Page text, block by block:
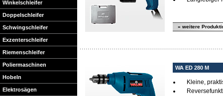
Winkelschleifer
Doppelschleifer
Schwingschleifer
Exzenterschleifer
Riemenschleifer
Poliermaschinen
Hobeln
Elektrosägen
» weitere
WA ED 280 M
Kleine,